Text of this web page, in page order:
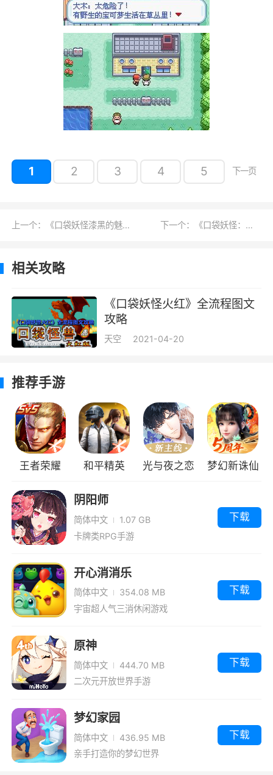
1 2 3 4 5 下一页
上一个：《口袋妖怪漆黑的魅影》5.0全流程图文攻略 下一个：《口袋妖怪：圣灰》流程图文攻略
相关攻略
《口袋妖怪火红》全流程图文
攻略
天空 2021-04-20
推荐手游
王者荣耀 和平精英 光与夜之恋 梦幻新诛仙
阴阳师
简体中文
1.07 GB
卡牌类RPG手游
下载
开心消消乐
简体中文
354.08 MB
宇宙超人气三消休闲游戏
下载
原神
简体中文
444.70 MB
二次元开放世界手游
下载
梦幻家园
简体中文
436.95 MB
亲手打造你的梦幻世界
下载